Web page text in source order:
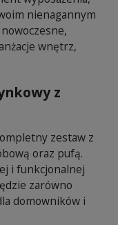
nienagannym
wnętrz,
z
zestaw z
oraz pufą.
i funkcjonalnej
zarówno
domowników i